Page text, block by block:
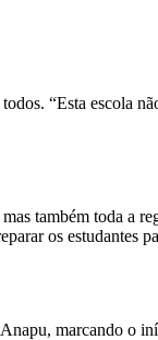
“Esta escola
também toda a
os estudantes
marcando o